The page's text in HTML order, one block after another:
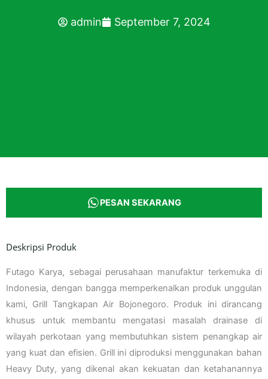
admin September 7, 2024
PESAN SEKARANG
Deskripsi Produk
Futago Karya, sebagai perusahaan manufaktur terkemuka di
Indonesia, dengan bangga memperkenalkan produk unggulan
kami, Grill Tangkapan Air Bojonegoro. Produk ini dirancang
khusus untuk membantu mengatasi masalah drainase di
wilayah perkotaan yang membutuhkan sistem penangkap air
yang kuat dan efisien. Grill ini diproduksi menggunakan bahan
Heavy Duty, yang dikenal akan kekuatan dan ketahanannya